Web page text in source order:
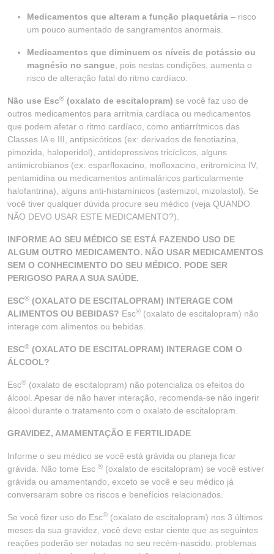
Medicamentos que alteram a função plaquetária – risco
um pouco aumentado de sangramentos anormais.
Medicamentos que diminuem os níveis de potássio ou
magnésio no sangue , pois nestas condições, aumenta o
risco de alteração fatal do ritmo cardíaco.
Não use Esc® (oxalato de escitalopram) se você faz uso de
outros medicamentos para arritmia cardíaca ou medicamentos
que podem afetar o ritmo cardíaco, como antiarrítmicos das
Classes IA e III, antipsicóticos (ex: derivados de fenotiazina,
pimozida, haloperidol), antidepressivos tricíclicos, alguns
antimicrobianos (ex: esparfloxacino, mofloxacino, eritromicina IV,
pentamidina ou medicamentos antimaláricos particularmente
halofantrina), alguns anti-histamínicos (astemizol, mizolastol). Se
você tiver qualquer dúvida procure seu médico (veja QUANDO
NÃO DEVO USAR ESTE MEDICAMENTO?).
INFORME AO SEU MÉDICO SE ESTÁ FAZENDO USO DE
ALGUM OUTRO MEDICAMENTO. NÃO USAR MEDICAMENTOS
SEM O CONHECIMENTO DO SEU MÉDICO. PODE SER
PERIGOSO PARA A SUA SAÚDE.
ESC® (OXALATO DE ESCITALOPRAM) INTERAGE COM
ALIMENTOS OU BEBIDAS? Esc® (oxalato de escitalopram) não
interage com alimentos ou bebidas.
ESC® (OXALATO DE ESCITALOPRAM) INTERAGE COM O
ÁLCOOL?
Esc® (oxalato de escitalopram) não potencializa os efeitos do
álcool. Apesar de não haver interação, recomenda-se não ingerir
álcool durante o tratamento com o oxalato de escitalopram.
GRAVIDEZ, AMAMENTAÇÃO E FERTILIDADE
Informe o seu médico se você está grávida ou planeja ficar
grávida. Não tome Esc ® (oxalato de escitalopram) se você estiver
grávida ou amamentando, exceto se você e seu médico já
conversaram sobre os riscos e benefícios relacionados.
Se você fizer uso do Esc® (oxalato de escitalopram) nos 3 últimos
meses da sua gravidez, você deve estar ciente que as seguintes
reações poderão ser notadas no seu recém-nascido: problemas